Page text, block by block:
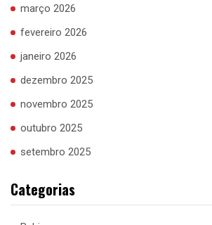
março 2026
fevereiro 2026
janeiro 2026
dezembro 2025
novembro 2025
outubro 2025
setembro 2025
Categorias